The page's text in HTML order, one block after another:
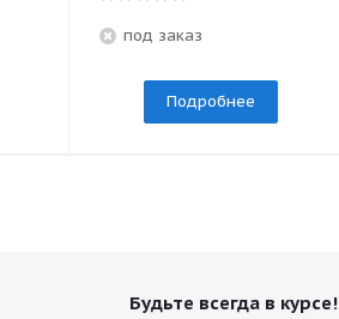
под заказ
Подробнее
Будьте всегда в курсе!